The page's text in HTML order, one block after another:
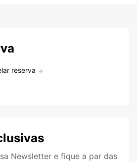
reserva
Newsletter e fique a par das